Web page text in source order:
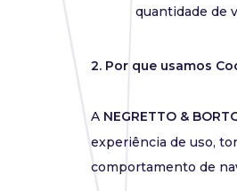
quantidade de
2. Por que usamos
A NEGRETTO &
experiência de uso,
comportamento de